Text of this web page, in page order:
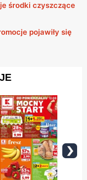
środki czyszczące
pojawiły się